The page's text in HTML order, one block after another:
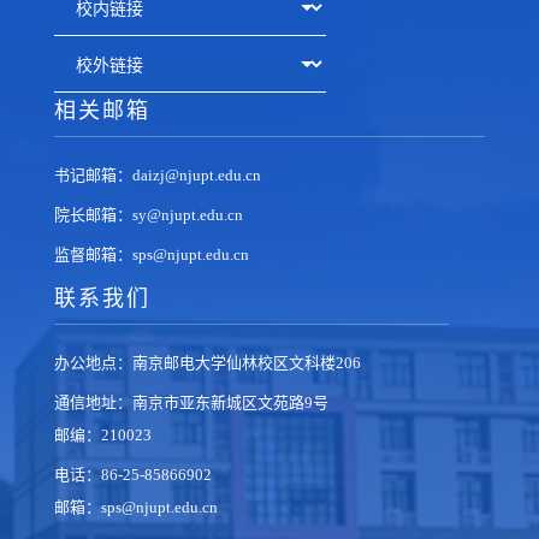
相关邮箱
书记邮箱：daizj@njupt.edu.cn
院长邮箱：sy@njupt.edu.cn
监督邮箱：sps@njupt.edu.cn
联系我们
办公地点：南京邮电大学仙林校区文科楼206
通信地址：南京市亚东新城区文苑路9号
邮编：210023
电话：86-25-85866902
邮箱：sps@njupt.edu.cn